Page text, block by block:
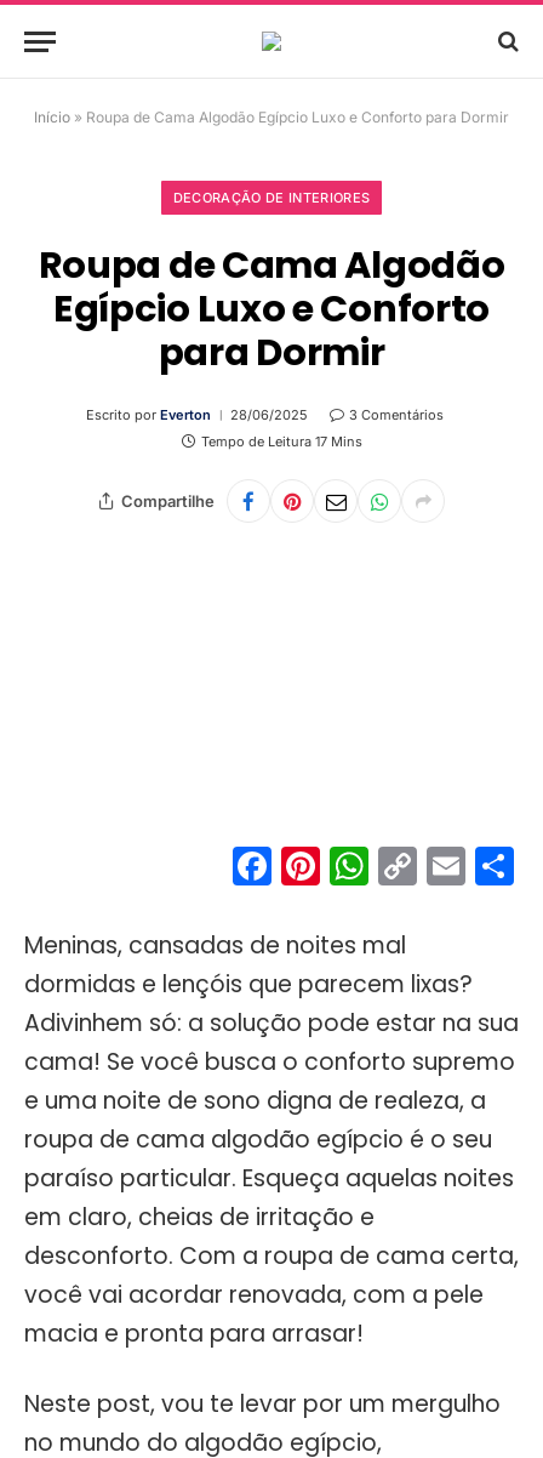
Início » Roupa de Cama Algodão Egípcio Luxo e Conforto para Dormir
DECORAÇÃO DE INTERIORES
Roupa de Cama Algodão
Egípcio Luxo e Conforto
para Dormir
Escrito por Everton 28/06/2025
3 Comentários
Tempo de Leitura 17 Mins
Compartilhe
Facebook
Pinterest
Copy
Link
Meninas, cansadas de noites mal
dormidas e lençóis que parecem lixas?
Adivinhem só: a solução pode estar na sua
cama! Se você busca o conforto supremo
e uma noite de sono digna de realeza, a
roupa de cama algodão egípcio é o seu
paraíso particular. Esqueça aquelas noites
em claro, cheias de irritação e
desconforto. Com a roupa de cama certa,
você vai acordar renovada, com a pele
macia e pronta para arrasar!
Neste post, vou te levar por um mergulho
no mundo do algodão egípcio,